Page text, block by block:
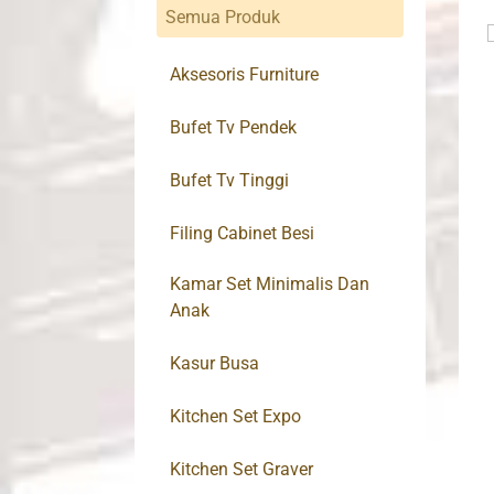
Semua Produk
Aksesoris Furniture
Bufet Tv Pendek
Bufet Tv Tinggi
Filing Cabinet Besi
Kamar Set Minimalis Dan
Anak
Kasur Busa
Kitchen Set Expo
Kitchen Set Graver